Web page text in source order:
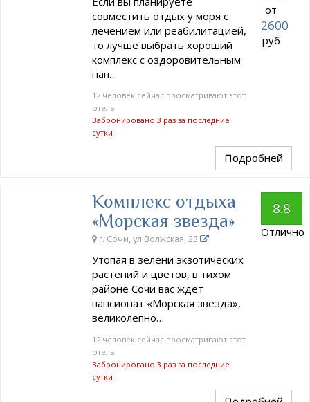
совместить отдых у моря с
лечением или реабилитацией,
то лучше выбрать хороший
комплекс с оздоровительным
нап…
12 человек сейчас просматривают этот
отель
Забронировано 3 раз за последние
сутки
от
2600
руб
Подробней
Комплекс отдыха
«Морская звезда»
г. Сочи, ул Волжская, 23
Утопая в зелени экзотических
растений и цветов, в тихом
районе Сочи вас ждет
пансионат «Морская звезда»,
великолепно…
12 человек сейчас просматривают этот
отель
Забронировано 3 раз за последние
сутки
8.8
Отлично